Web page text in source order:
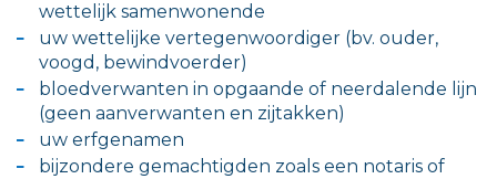
wettelijk samenwonende
uw wettelijke vertegenwoordiger (bv. ouder,
voogd, bewindvoerder)
bloedverwanten in opgaande of neerdalende lijn
(geen aanverwanten en zijtakken)
uw erfgenamen
bijzondere gemachtigden zoals een notaris of